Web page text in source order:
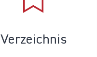
Verzeichnis